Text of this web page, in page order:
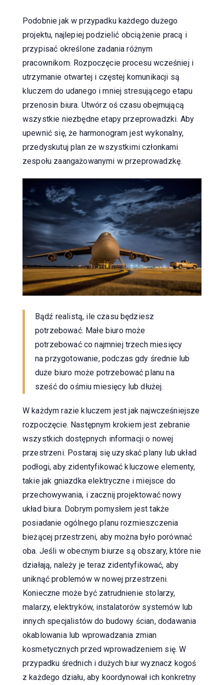
Podobnie jak w przypadku każdego dużego
projektu, najlepiej podzielić obciążenie pracą i
przypisać określone zadania różnym
pracownikom. Rozpoczęcie procesu wcześniej i
utrzymanie otwartej i częstej komunikacji są
kluczem do udanego i mniej stresującego etapu
przenosin biura. Utwórz oś czasu obejmującą
wszystkie niezbędne etapy przeprowadzki. Aby
upewnić się, że harmonogram jest wykonalny,
przedyskutuj plan ze wszystkimi członkami
zespołu zaangażowanymi w przeprowadzkę.
Bądź realistą, ile czasu będziesz
potrzebować. Małe biuro może
potrzebować co najmniej trzech miesięcy
na przygotowanie, podczas gdy średnie lub
duże biuro może potrzebować planu na
sześć do ośmiu miesięcy lub dłużej.
W każdym razie kluczem jest jak najwcześniejsze
rozpoczęcie. Następnym krokiem jest zebranie
wszystkich dostępnych informacji o nowej
przestrzeni. Postaraj się uzyskać plany lub układ
podłogi, aby zidentyfikować kluczowe elementy,
takie jak gniazdka elektryczne i miejsce do
przechowywania, i zacznij projektować nowy
układ biura. Dobrym pomysłem jest także
posiadanie ogólnego planu rozmieszczenia
bieżącej przestrzeni, aby można było porównać
oba. Jeśli w obecnym biurze są obszary, które nie
działają, należy je teraz zidentyfikować, aby
uniknąć problemów w nowej przestrzeni.
Konieczne może być zatrudnienie stolarzy,
malarzy, elektryków, instalatorów systemów lub
innych specjalistów do budowy ścian, dodawania
okablowania lub wprowadzania zmian
kosmetycznych przed wprowadzeniem się. W
przypadku średnich i dużych biur wyznacz kogoś
z każdego działu, aby koordynował ich konkretny